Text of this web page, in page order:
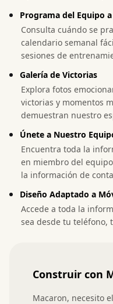
Programa del Equipo
Consulta cuándo se
calendario semanal
sesiones de
Galería de Victorias
Explora fotos
victorias y momentos
demuestran nuestro
Únete a Nuestro
Encuentra toda la
en miembro del
la información de
Diseño Adaptado a
Accede a toda la
sea desde tu teléfono,
Construir con
Macaron, necesito